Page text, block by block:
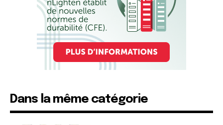
Dans la même catégorie